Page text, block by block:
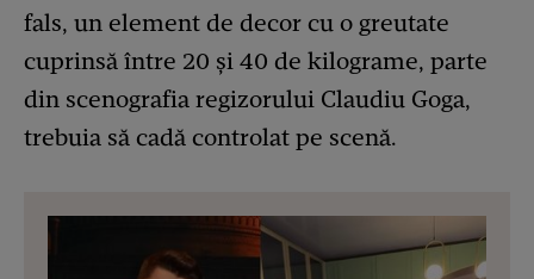
fals, un element de decor cu o greutate
cuprinsă între 20 și 40 de kilograme, parte
din scenografia regizorului Claudiu Goga,
trebuia să cadă controlat pe scenă.